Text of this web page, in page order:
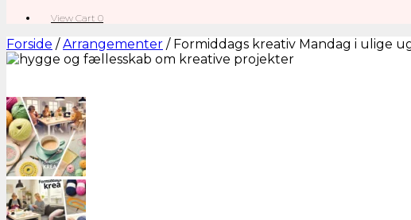
View
cart
View Cart 0
Forside /Arrangementer / Formiddags kreativ Mandag i ulige